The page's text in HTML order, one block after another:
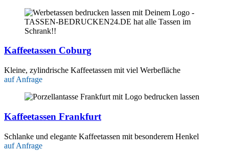
Kaffeetassen Coburg
Kleine, zylindrische Kaffeetassen mit viel Werbefläche
auf Anfrage
Kaffeetassen Frankfurt
Schlanke und elegante Kaffeetassen mit besonderem Henkel
auf Anfrage